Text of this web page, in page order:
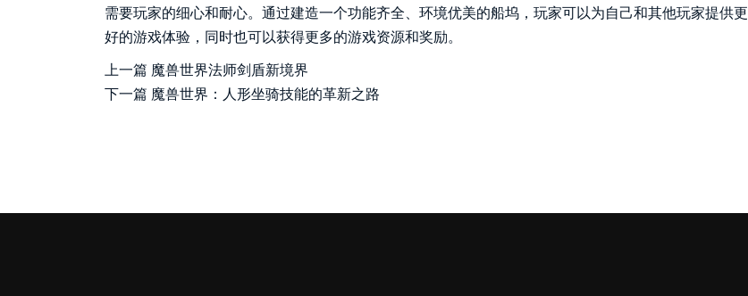
需要玩家的细心和耐心。通过建造一个功能齐全、环境优美的船坞，玩家可以为自己和其他玩家提供更
好的游戏体验，同时也可以获得更多的游戏资源和奖励。
上一篇 魔兽世界法师剑盾新境界
下一篇 魔兽世界：人形坐骑技能的革新之路